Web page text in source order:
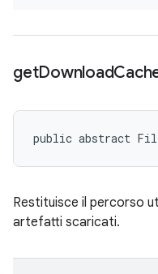
getDownload
public abstract File
Restituisce il percorso
artefatti scaricati.